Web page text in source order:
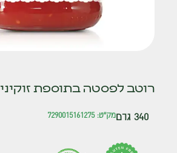
רוטב לפסטה בתוספת זוקיני GF אורגני
340 גרם מק"ט: 7290015161275